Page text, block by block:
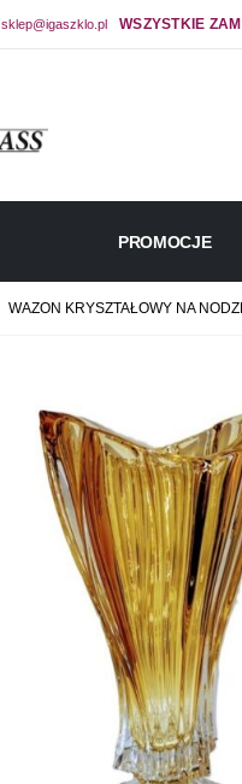
sklep@igaszklo.pl WSZYSTKIE
PROMOCJE
WAZON KRYSZTAŁOWY NA